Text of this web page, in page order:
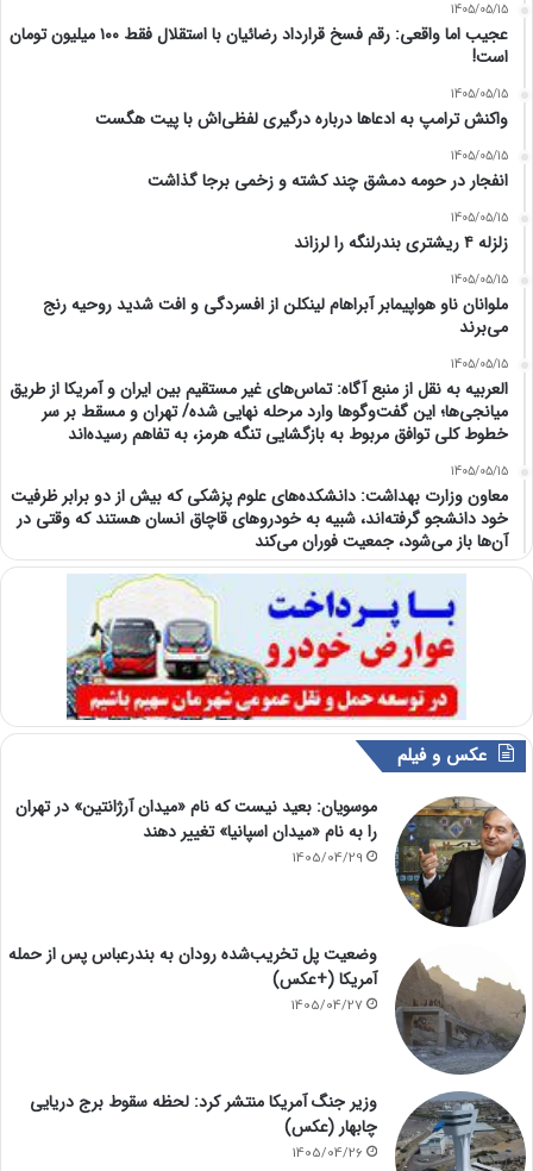
1405/05/15
عجیب اما واقعی: رقم فسخ قرارداد رضائیان با استقلال فقط ۱۰۰ میلیون تومان
است!
1405/05/15
واکنش ترامپ به ادعاها درباره درگیری لفظی‌اش با پیت هگست
1405/05/15
انفجار در حومه دمشق چند کشته و زخمی برجا گذاشت
1405/05/15
زلزله ۴ ریشتری بندرلنگه را لرزاند
1405/05/15
ملوانان ناو هواپیمابر آبراهام لینکلن از افسردگی و افت شدید روحیه رنج
می‌برند
1405/05/15
العربیه به نقل از منبع آگاه: تماس‌های غیر مستقیم بین ایران و آمریکا از طریق
میانجی‌ها؛ این گفت‌و‌گو‌ها وارد مرحله نهایی شده/ تهران و مسقط بر سر
خطوط کلی توافق مربوط به بازگشایی تنگه هرمز، به تفاهم رسیده‌اند
1405/05/15
معاون وزارت بهداشت: دانشکده‌های علوم پزشکی که بیش از دو برابر ظرفیت
خود دانشجو گرفته‌اند، شبیه به خودرو‌های قاچاق انسان هستند که وقتی در
آن‌ها باز می‌شود، جمعیت فوران می‌کند
عکس و فیلم
موسویان: بعید نیست که نام «میدان آرژانتین» در تهران
را به نام «میدان اسپانیا» تغییر دهند
1405/04/29
وضعیت پل تخریب‌شده رودان به بندرعباس پس از حمله
آمریکا (+عکس)
1405/04/27
وزیر جنگ آمریکا منتشر کرد: لحظه سقوط برج دریایی
چابهار (عکس)
1405/04/26